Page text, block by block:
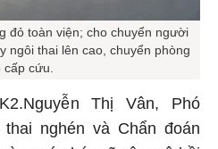
đỏ toàn viện; cho chuyển người
ngôi thai lên cao, chuyển phòng
cấp cứu.
Thị Vân, Phó
nghén và Chẩn đoán